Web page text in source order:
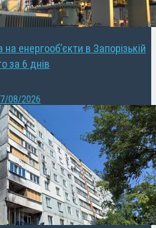
енергооб’єкти в Запорізькій
за 6 днів
08/2026